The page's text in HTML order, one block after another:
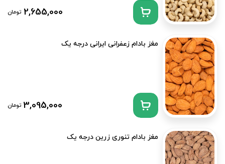
2,655,000 تومان
مغز بادام زعفرانی ایرانی درجه یک
3,095,000 تومان
مغز بادام تنوری زرین درجه یک